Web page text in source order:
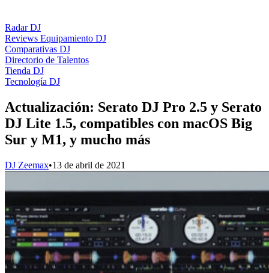
Radar DJ
Reviews Equipamiento DJ
Comparativas DJ
Directorio de Talentos
Tienda DJ
Tecnología DJ
Actualización: Serato DJ Pro 2.5 y Serato
DJ Lite 1.5, compatibles con macOS Big
Sur y M1, y mucho más
DJ Zeemax•13 de abril de 2021